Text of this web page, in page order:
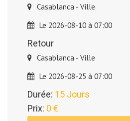
Casablanca - Ville
Le 2026-08-10 à 07:00
Retour
Casablanca - Ville
Le 2026-08-25 à 07:00
Durée: 15 Jours
Prix: 0 €